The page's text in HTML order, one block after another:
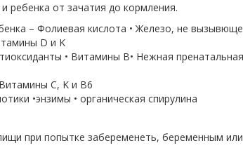
ребенка от зачатия до кормления.
– Фолиевая кислота • Железо, не
D и K
• Витамины В• Нежная пренатальная
C, K и B6
•энзимы • органическая спирулина
при попытке забеременеть, беременным или